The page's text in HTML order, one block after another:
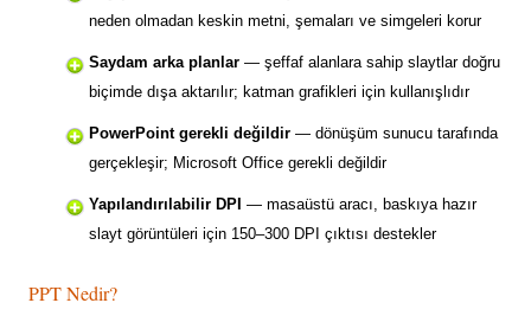
neden olmadan keskin metni, şemaları ve simgeleri korur
Saydam arka planlar — şeffaf alanlara sahip slaytlar doğru
biçimde dışa aktarılır; katman grafikleri için kullanışlıdır
PowerPoint gerekli değildir — dönüşüm sunucu tarafında
gerçekleşir; Microsoft Office gerekli değildir
Yapılandırılabilir DPI — masaüstü aracı, baskıya hazır
slayt görüntüleri için 150–300 DPI çıktısı destekler
PPT Nedir?